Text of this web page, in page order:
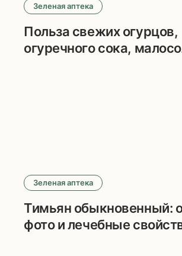
Зеленая аптека
Польза свежих огурцов,
огуречного сока,
Зеленая аптека
Тимьян обыкновенный:
фото и лечебные